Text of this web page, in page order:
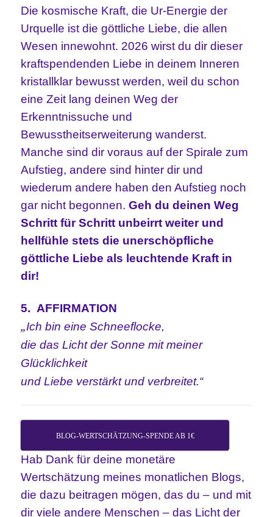
Die kosmische Kraft, die Ur-Energie der
Urquelle ist die göttliche Liebe, die allen
Wesen innewohnt. 2026 wirst du dir dieser
kraftspendenden Liebe in deinem Inneren
kristallklar bewusst werden, weil du schon
eine Zeit lang deinen Weg der
Erkenntnissuche und
Bewusstheitserweiterung wanderst.
Manche sind dir voraus auf der Spirale zum
Aufstieg, andere sind hinter dir und
wiederum andere haben den Aufstieg noch
gar nicht begonnen.Geh du deinen Weg
Schritt für Schritt unbeirrt weiter und
hellfühle stets die unerschöpfliche
göttliche Liebe als leuchtende Kraft in
dir!
5. AFFIRMATION
„Ich bin eine Schneeflocke,
die das Licht der Sonne mit meiner
Glücklichkeit
und Liebe verstärkt und verbreitet.“
BLOG-WERTSCHÄTZUNG-SPENDE AB 1€
Hab Dank für deine monetäre
Wertschätzung meines monatlichen Blogs,
die dazu beitragen mögen, das du – und mit
dir viele andere Menschen – das Licht der